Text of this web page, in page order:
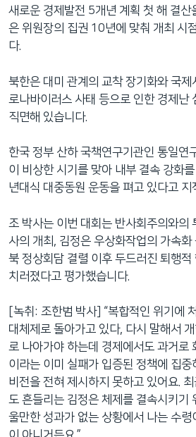
새로운 경제발전 5개년 계획 첫 해 결산
은 위원장의 집권 10년에 맞춰 개최 시
다.
북한은 대미 관계의 교착 장기화와 국제
로나바이러스 사태 등으로 인한 경제난
직면해 있습니다.
한국 정부 산하 국책연구기관인 통일연
이 비상한 시기를 맞아 내부 결속 강화
년대식 대중동원 운동을 펴고 있다고 지
조 박사는 이번 대회는 반사회주의와의
사의 개최, 김정은 우상화작업의 가속
북 정상회담 결렬 이후 두드러진 퇴행적
치러졌다고 평가했습니다.
[녹취: 조한범 박사] “복합적인 위기에
대체제로 돌아가고 있다, 다시 말해서
로 나아가야 하는데 경제에서도 과거로
이라는 이미 실패가 입증된 정책에 집
비전을 전혀 제시하지 못하고 있어요.
도 흔들리는 김정은 체제를 결속시키기
울만한 성과가 없는 상황에서 나는 수